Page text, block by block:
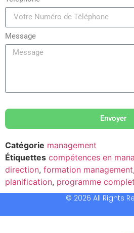
Message
Envoyer
Catégorie management
Étiquettes compétences en
direction, formation management,
planification, programme complet
© 2026 All Rights